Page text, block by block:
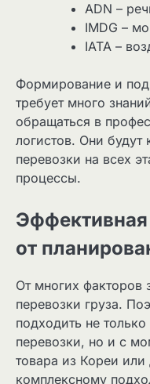
ADN –
IMDG –
IATA –
Формирование и
требует много
обращаться в
логистов. Они будут
перевозки на всех
процессы.
Эффективная
от
От многих факторов
перевозки груза.
подходить не
перевозки, но и с
товара из Кореи или
комплексному